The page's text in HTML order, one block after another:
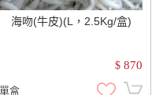
海吻(牛皮)(L，2.5Kg/盒)
$ 870
單盒